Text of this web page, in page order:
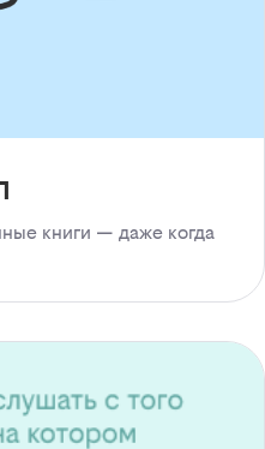
книги — даже когда